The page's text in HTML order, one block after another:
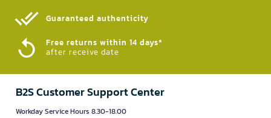
Guaranteed authenticity​
Free returns within 14 days*
after receive date
B2S Customer Support Center
Workday Service Hours 8.30-18.00